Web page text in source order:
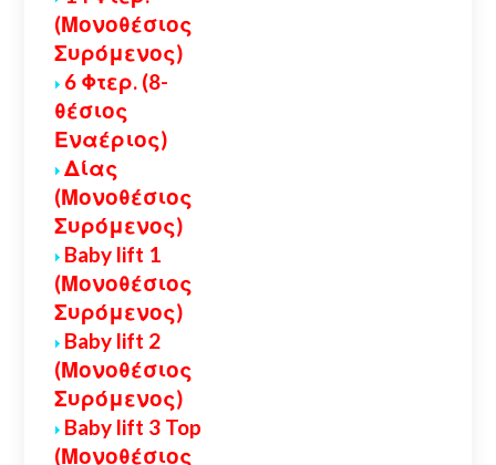
(Μονοθέσιος
Συρόμενος)
6 Φτερ. (8-
θέσιος
Εναέριος)
Δίας
(Μονοθέσιος
Συρόμενος)
Baby lift 1
(Μονοθέσιος
Συρόμενος)
Baby lift 2
(Μονοθέσιος
Συρόμενος)
Baby lift 3 Top
(Μονοθέσιος